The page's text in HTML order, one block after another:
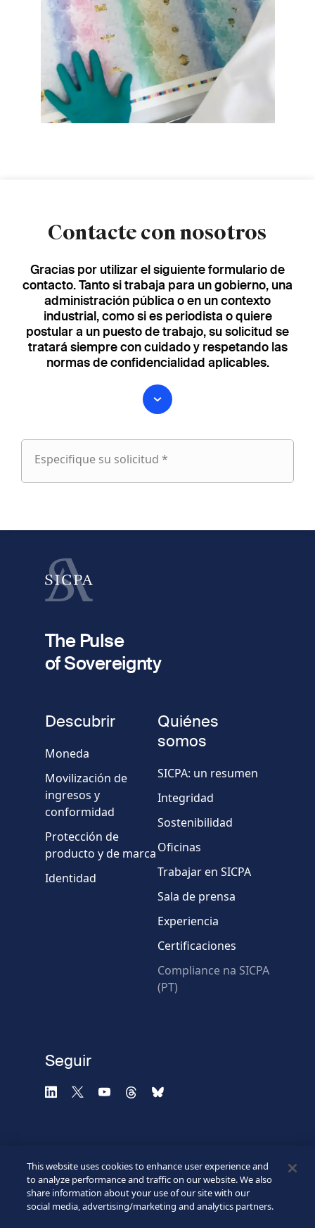
Contacte con nosotros
Gracias por utilizar el siguiente formulario de
contacto. Tanto si trabaja para un gobierno, una
administración pública o en un contexto
industrial, como si es periodista o quiere
postular a un puesto de trabajo, su solicitud se
tratará siempre con cuidado y respetando las
normas de confidencialidad aplicables.
Especifique su solicitud *
Especifique
Apellido
fieldset
teléfono
País
Mensaje
* Campos obligatorios
The Pulse
of Sovereignty
Descubrir
Moneda
Movilización de
ingresos y
conformidad
Protección de
producto y de marca
Identidad
Quiénes
somos
SICPA: un resumen
Integridad
Sostenibilidad
Oficinas
Trabajar en SICPA
Sala de prensa
Experiencia
Certificaciones
Compliance na SICPA
(PT)
Seguir
This website uses cookies to enhance user experience and
to analyze performance and traffic on our website. We also
share information about your use of our site with our
social media, advertising/marketing and analytics partners.